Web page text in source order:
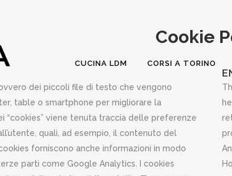
CUCINA LDM CORSI A TORINO
Cookie
dei piccoli file di testo che vengono
table o smartphone per migliorare la
“cookies” viene tenuta traccia delle preferenze
quali, ad esempio, il contenuto del
forniscono anche informazioni in modo
parti come Google Analytics. I cookies